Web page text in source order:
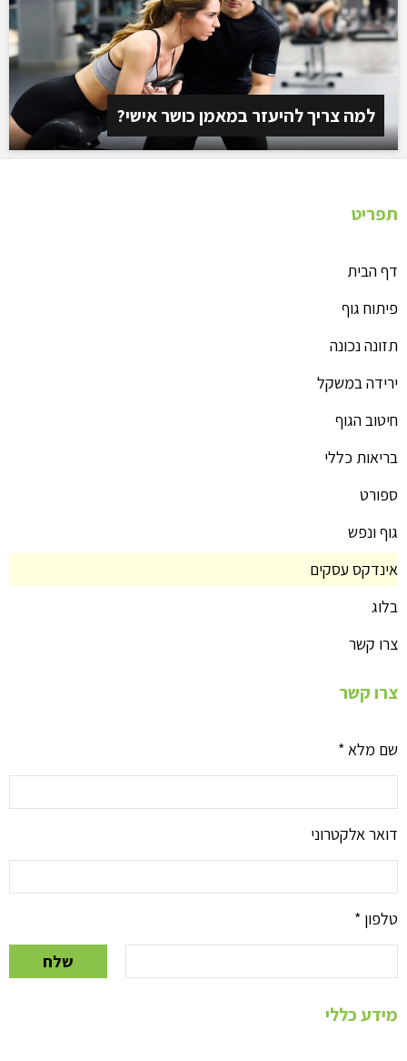
למה צריך להיעזר במאמן כושר אישי?
תפריט
דף הבית
פיתוח גוף
תזונה נכונה
ירידה במשקל
חיטוב הגוף
בריאות כללי
ספורט
גוף ונפש
אינדקס עסקים
בלוג
צרו קשר
צרו קשר
שם מלא *
דואר אלקטרוני
טלפון *
שלח
מידע כללי